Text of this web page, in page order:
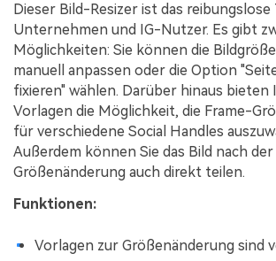
Dieser Bild-Resizer ist das
Unternehmen und IG-Nutzer. Es gibt
Möglichkeiten: Sie können die
manuell anpassen oder die Option
fixieren" wählen. Darüber hinaus bieten
Vorlagen die Möglichkeit, die Frame-
für verschiedene Social Handles
Außerdem können Sie das Bild nach der
Größenänderung auch direkt teilen.
Funktionen:
Vorlagen zur Größenänderung sind